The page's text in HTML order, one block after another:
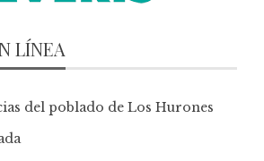
LÍNEA
del poblado de Los Hurones